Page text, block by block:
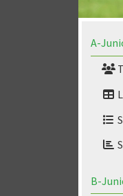
A-
B-